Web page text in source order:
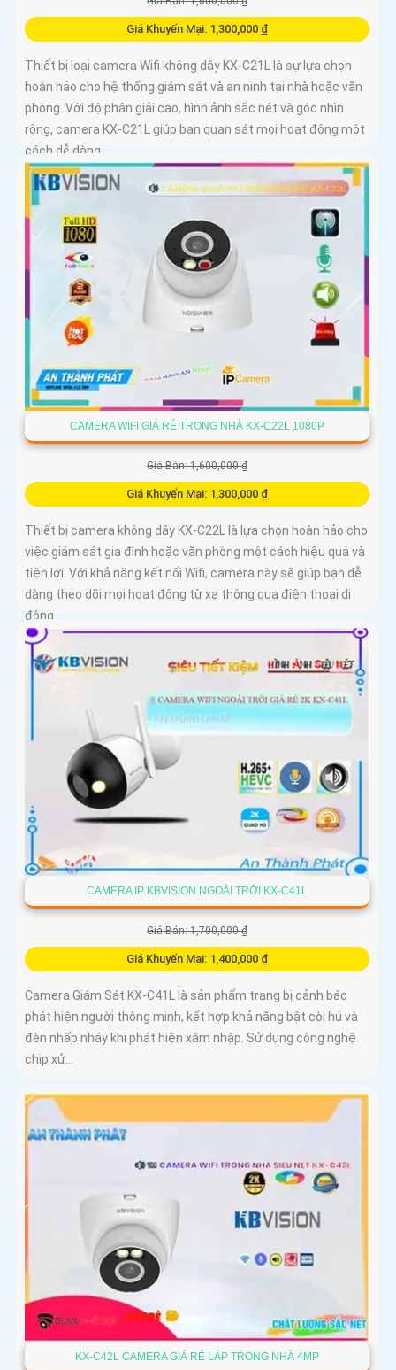
Giá Khuyến Mại: 1,300,000 ₫
Thiết bị loại camera Wifi không dây KX-C21L là sự lựa chọn
hoàn hảo cho hệ thống giám sát và an ninh tại nhà hoặc văn
phòng. Với độ phân giải cao, hình ảnh sắc nét và góc nhìn
rộng, camera KX-C21L giúp bạn quan sát mọi hoạt động một
cách dễ dàng
CAMERA WIFI GIÁ RẺ TRONG NHÀ KX-C22L 1080P
Giá Bán: 1,600,000 ₫
Giá Khuyến Mại: 1,300,000 ₫
Thiết bị camera không dây KX-C22L là lựa chọn hoàn hảo cho
việc giám sát gia đình hoặc văn phòng một cách hiệu quả và
tiện lợi. Với khả năng kết nối Wifi, camera này sẽ giúp bạn dễ
dàng theo dõi mọi hoạt động từ xa thông qua điện thoại di
động
CAMERA IP KBVISION NGOÀI TRỜI KX-C41L
Giá Bán: 1,700,000 ₫
Giá Khuyến Mại: 1,400,000 ₫
Camera Giám Sát KX-C41L là sản phẩm trang bị cảnh báo
phát hiện người thông minh, kết hợp khả năng bật còi hú và
đèn nhấp nháy khi phát hiện xâm nhập. Sử dụng công nghệ
chip xử...
KX-C42L CAMERA GIÁ RẺ LẮP TRONG NHÀ 4MP